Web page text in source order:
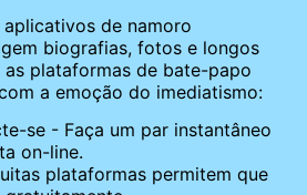
de namoro
biografias, fotos e longos
plataformas de bate-papo
a emoção do imediatismo:
se - Faça um par instantâneo
on-line.
plataformas permitem que